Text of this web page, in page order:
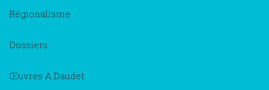
Régionalisme
Dossiers
Œuvres A.Daudet